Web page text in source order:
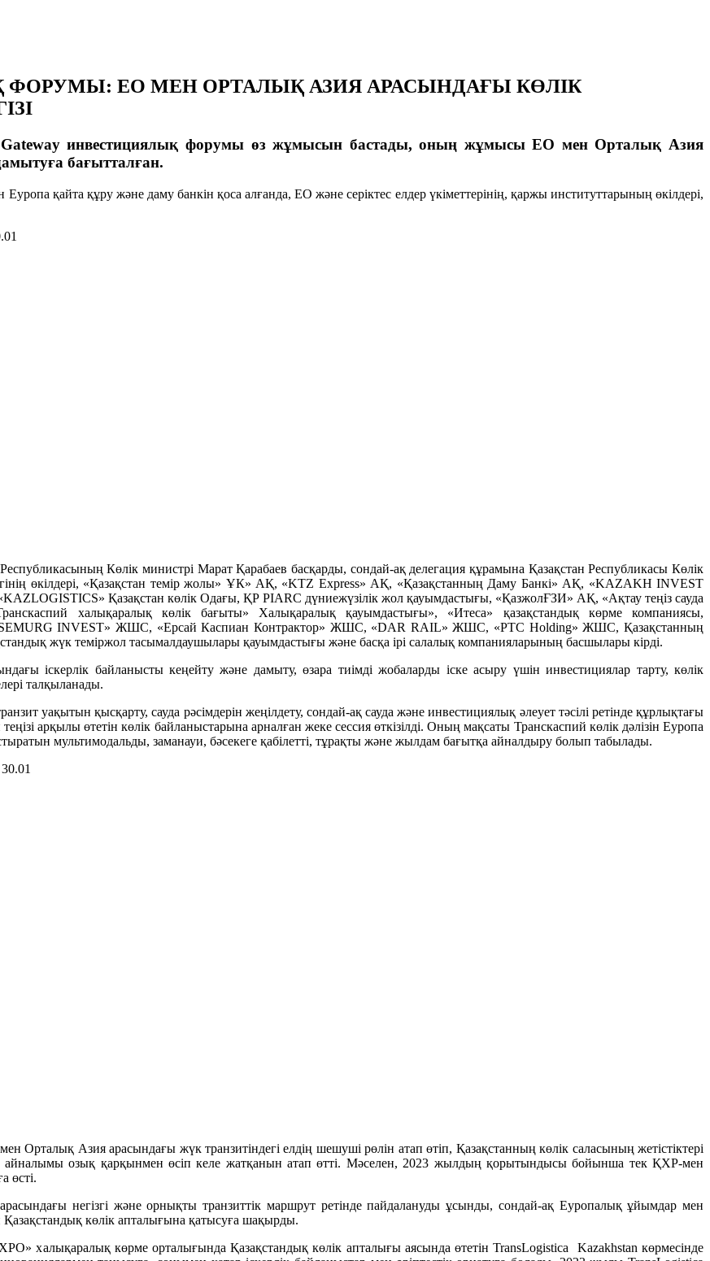
ФОРУМЫ: ЕО МЕН ОРТАЛЫҚ АЗИЯ АРАСЫНДАҒЫ КӨЛІК
инвестициялық форумы өз жұмысын бастады, оның жұмысы ЕО мен Орталық Азия
бағытталған.
қайта құру және даму банкін қоса алғанда, ЕО және серіктес елдер үкіметтерінің, қаржы институттарының өкілдері,
Көлік министрі Марат Қарабаев басқарды, сондай-ақ делегация құрамына Қазақстан Республикасы Көлік
өкілдері, «Қазақстан темір жолы» ҰК» АҚ, «KTZ Express» АҚ, «Қазақстанның Даму Банкі» АҚ, «KAZAKH INVEST
Қазақстан көлік Одағы, ҚР PIARC дүниежүзілік жол қауымдастығы, «ҚазжолҒЗИ» АҚ, «Ақтау теңіз сауда
халықаралық көлік бағыты» Халықаралық қауымдастығы», «Итеса» қазақстандық көрме компаниясы,
INVEST» ЖШС, «Ерсай Каспиан Контрактор» ЖШС, «DAR RAIL» ЖШС, «PTC Holding» ЖШС, Қазақстанның
жүк теміржол тасымалдаушылары қауымдастығы және басқа ірі салалық компанияларының басшылары кірді.
іскерлік байланысты кеңейту және дамыту, өзара тиімді жобаларды іске асыру үшін инвестициялар тарту, көлік
талқыланады.
уақытын қысқарту, сауда рәсімдерін жеңілдету, сондай-ақ сауда және инвестициялық әлеует тәсілі ретінде құрлықтағы
арқылы өтетін көлік байланыстарына арналған жеке сессия өткізілді. Оның мақсаты Транскаспий көлік дәлізін Еуропа
мультимодальды, заманауи, бәсекеге қабілетті, тұрақты және жылдам бағытқа айналдыру болып табылады.
Азия арасындағы жүк транзитіндегі елдің шешуші рөлін атап өтіп, Қазақстанның көлік саласының жетістіктері
озық қарқынмен өсіп келе жатқанын атап өтті. Мәселен, 2023 жылдың қорытындысы бойынша тек ҚХР-мен
өсті.
негізгі және орнықты транзиттік маршрут ретінде пайдалануды ұсынды, сондай-ақ Еуропалық ұйымдар мен
көлік апталығына қатысуға шақырды.
халықаралық көрме орталығында Қазақстандық көлік апталығы аясында өтетін TransLogistica Kazakhstan көрмесінде